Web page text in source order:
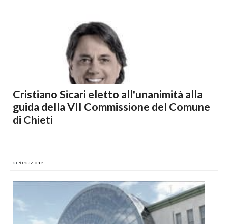
Cristiano Sicari eletto all'unanimità alla
guida della VII Commissione del Comune
di Chieti
di Redazione